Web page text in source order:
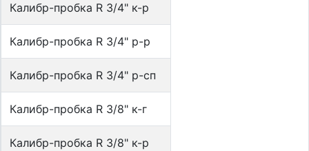
Калибр-пробка R 3/4" к-р
Калибр-пробка R 3/4" р-р
Калибр-пробка R 3/4" р-сп
Калибр-пробка R 3/8" к-г
Калибр-пробка R 3/8" к-р